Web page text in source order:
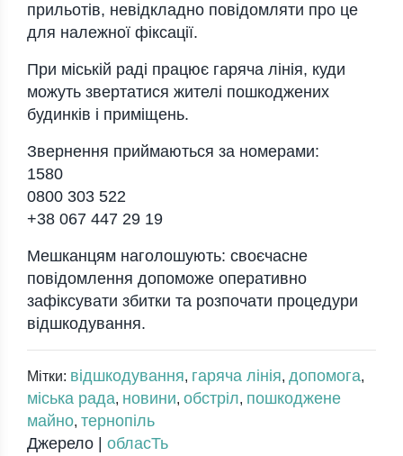
прильотів, невідкладно повідомляти про це
для належної фіксації.
При міській раді працює гаряча лінія, куди
можуть звертатися жителі пошкоджених
будинків і приміщень.
Звернення приймаються за номерами:
1580
0800 303 522
+38 067 447 29 19
Мешканцям наголошують: своєчасне
повідомлення допоможе оперативно
зафіксувати збитки та розпочати процедури
відшкодування.
Мітки: відшкодування, гаряча лінія, допомога,
міська рада, новини, обстріл, пошкоджене
майно, тернопіль
Джерело | обласТь